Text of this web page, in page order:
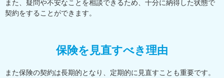
また、疑問や不安なことを相談できるため、十分に納得した状態で
契約をすることができます。
保険を見直すべき理由
また保険の契約は長期的となり、定期的に見直すことも重要です。